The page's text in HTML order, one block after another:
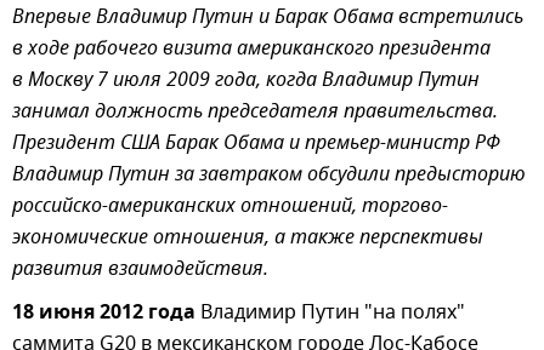
Впервые Владимир Путин и Барак Обама встретились
в ходе рабочего визита американского президента
в Москву 7 июля 2009 года, когда Владимир Путин
занимал должность председателя правительства.
Президент США Барак Обама и премьер-министр РФ
Владимир Путин за завтраком обсудили предысторию
российско-американских отношений, торгово-
экономические отношения, а также перспективы
развития взаимодействия.
18 июня 2012 года Владимир Путин "на полях"
саммита G20 в мексиканском городе Лос-Кабосе